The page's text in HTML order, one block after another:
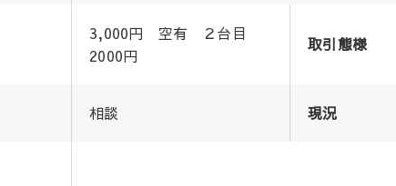
3,000円 空有 ２台目
2000円
取引態様
相談 現況